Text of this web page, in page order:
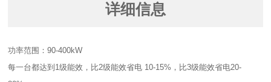
详细信息
功率范围：90-400kW
每一台都达到1级能效，比2级能效省电 10-15%，比3级能效省电20-